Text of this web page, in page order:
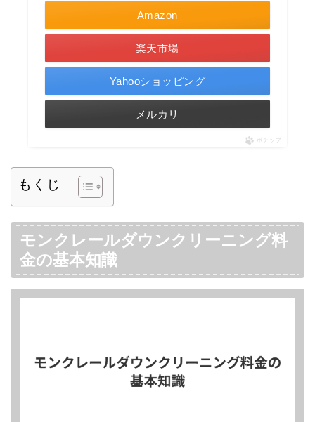
Amazon
楽天市場
Yahooショッピング
メルカリ
ポチップ
もくじ
モンクレールダウンクリーニング料
金の基本知識